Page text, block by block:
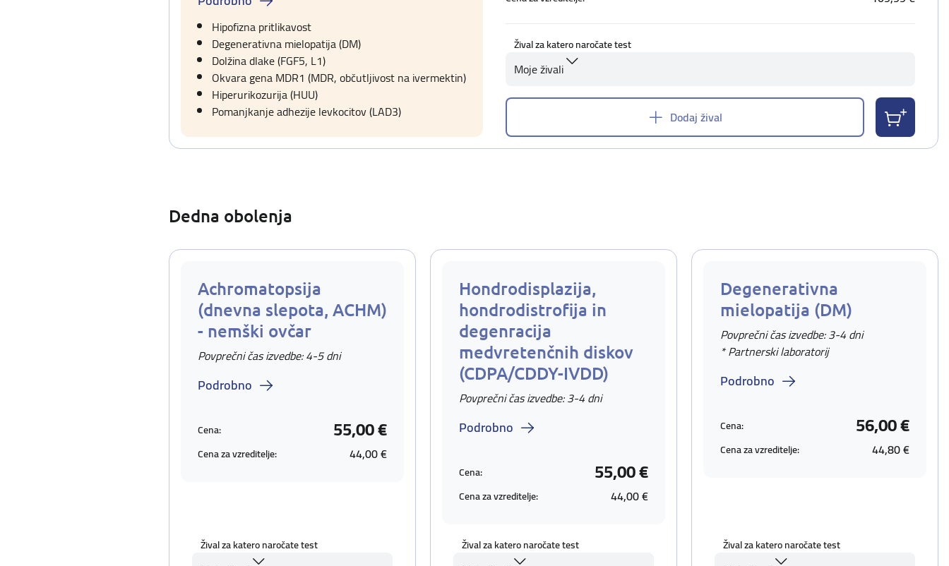
Hipofizna pritlikavost
Degenerativna mielopatija (DM)
Dolžina dlake (FGF5, L1)
Okvara gena MDR1 (MDR, občutljivost na ivermektin)
Hiperurikozurija (HUU)
Pomanjkanje adhezije levkocitov (LAD3)
Žival za katero naročate test
Moje živali
Dodaj žival
Dedna obolenja
Achromatopsija
(dnevna slepota, ACHM)
- nemški ovčar
Povprečni čas izvedbe: 4-5 dni
Podrobno
Cena: 55,00 €
Cena za vzreditelje: 44,00 €
Žival za katero naročate test
Hondrodisplazija,
hondrodistrofija in
degenracija
medvretenčnih diskov
(CDPA/CDDY-IVDD)
Povprečni čas izvedbe: 3-4 dni
Podrobno
Cena: 55,00 €
Cena za vzreditelje: 44,00 €
Žival za katero naročate test
Degenerativna
mielopatija (DM)
Povprečni čas izvedbe: 3-4 dni
* Partnerski laboratorij
Podrobno
Cena: 56,00 €
Cena za vzreditelje: 44,80 €
Žival za katero naročate test